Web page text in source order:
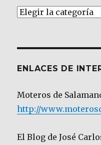
Artículos
ENLACES DE
Moteros de
http://
El Blog de José